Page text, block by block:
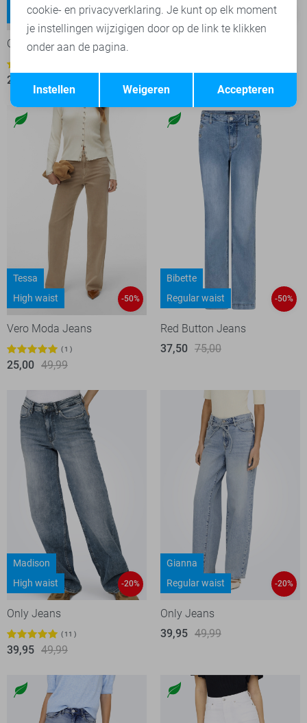
Regular waist
-50%
Only Jeans
20,00
Regular waist
-50%
Tessa
High waist
-50%
Vero Moda Jeans
1
25,00 49,99
Bibette
Regular waist
-50%
Red Button Jeans
37,50 75,00
Madison
High waist
-20%
Only Jeans
11
39,95 49,99
Gianna
Regular waist
-20%
Only Jeans
39,95 49,99
Terug Opslaan
cookie- en privacyverklaring. Je kunt op elk moment
je instellingen wijzigigen door op de link te klikken
onder aan de pagina.
Accepteren
Weigeren
Instellen